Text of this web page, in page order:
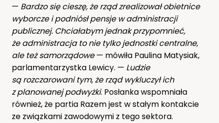
— Bardzo się cieszę, że rząd zrealizował obietnice
wyborcze i podniósł pensje w administracji
publicznej. Chciałabym jednak przypomnieć,
że administracja to nie tylko jednostki centralne,
ale też samorządowe— mówiła Paulina Matysiak,
parlamentarzystka Lewicy. — Ludzie
są rozczarowani tym, że rząd wykluczył ich
z planowanej podwyżki. Posłanka wspomniała
również, że partia Razem jest w stałym kontakcie
ze związkami zawodowymi z tego sektora.